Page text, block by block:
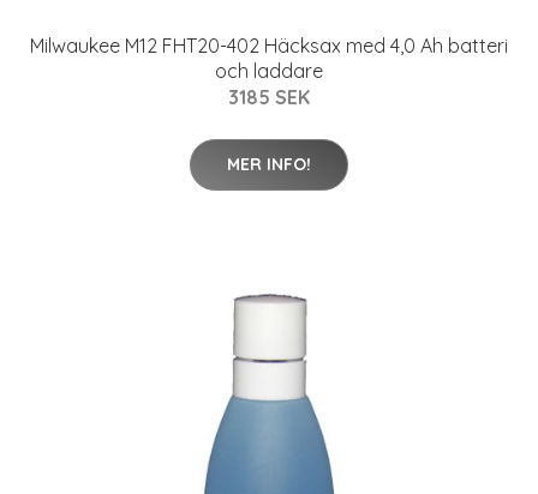
Milwaukee M12 FHT20-402 Häcksax med 4,0 Ah batteri
och laddare
3185 SEK
MER INFO!